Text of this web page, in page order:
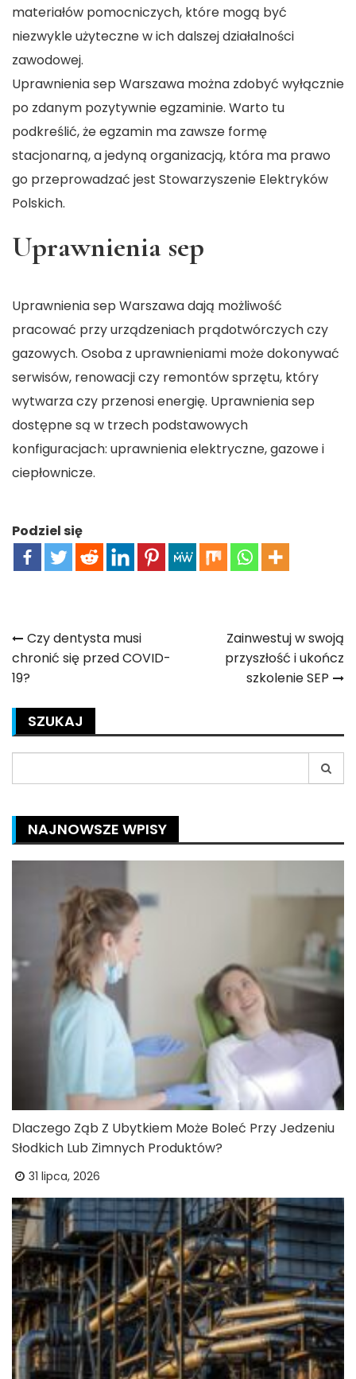
materiałów pomocniczych, które mogą być
niezwykle użyteczne w ich dalszej działalności
zawodowej.
Uprawnienia sep Warszawa można zdobyć wyłącznie
po zdanym pozytywnie egzaminie. Warto tu
podkreślić, że egzamin ma zawsze formę
stacjonarną, a jedyną organizacją, która ma prawo
go przeprowadzać jest Stowarzyszenie Elektryków
Polskich.
Uprawnienia sep
Uprawnienia sep Warszawadają możliwość
pracować przy urządzeniach prądotwórczych czy
gazowych. Osoba z uprawnieniami może dokonywać
serwisów, renowacji czy remontów sprzętu, który
wytwarza czy przenosi energię. Uprawnienia sep
dostępne są w trzech podstawowych
konfiguracjach: uprawnienia elektryczne, gazowe i
ciepłownicze.
Podziel się
Nawigacja
wpisu
Czy dentysta musi
chronić się przed COVID-
19?
Zainwestuj w swoją
przyszłość i ukończ
szkolenie SEP
SZUKAJ
for:
NAJNOWSZE WPISY
Dlaczego Ząb Z Ubytkiem Może Boleć Przy Jedzeniu
Słodkich Lub Zimnych Produktów?
31 lipca, 2026